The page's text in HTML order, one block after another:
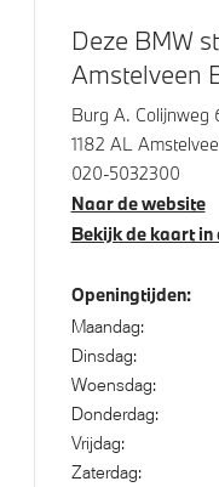
Comfort Access
Parking assistant
Draadloos
High-beam assistant
Driving Assistant
bestuurderzijde
Alarmsysteem
Aandrijving en
Variable Sport
Deze BMW
Amstelveen
Burg A. Colijnweg
1182 AL
020-5032300
Naar de website
Bekijk de kaart in
Openingtijden:
Maandag:
Dinsdag:
Woensdag:
Donderdag:
Vrijdag:
Zaterdag: